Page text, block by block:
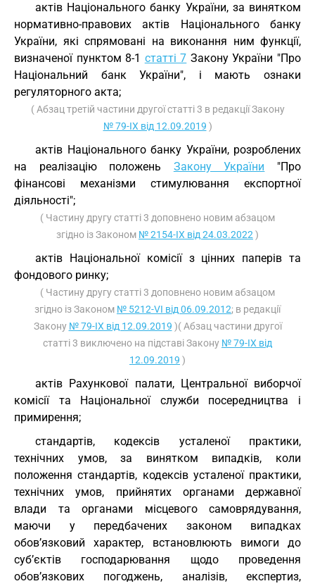
актів Національного банку України, за винятком
нормативно-правових актів Національного банку
України, які спрямовані на виконання ним функції,
визначеної пунктом 8-1 статті 7 Закону України "Про
Національний банк України", і мають ознаки
регуляторного акта;
( Абзац третій частини другої статті 3 в редакції Закону
№ 79-IX від 12.09.2019 )
актів Національного банку України, розроблених
на реалізацію положень Закону України "Про
фінансові механізми стимулювання експортної
діяльності";
( Частину другу статті 3 доповнено новим абзацом
згідно із Законом № 2154-IX від 24.03.2022 )
актів Національної комісії з цінних паперів та
фондового ринку;
( Частину другу статті 3 доповнено новим абзацом
згідно із Законом № 5212-VI від 06.09.2012; в редакції
Закону № 79-IX від 12.09.2019 )( Абзац частини другої
статті 3 виключено на підставі Закону № 79-IX від
12.09.2019 )
актів Рахункової палати, Центральної виборчої
комісії та Національної служби посередництва і
примирення;
стандартів, кодексів усталеної практики,
технічних умов, за винятком випадків, коли
положення стандартів, кодексів усталеної практики,
технічних умов, прийнятих органами державної
влади та органами місцевого самоврядування,
маючи у передбачених законом випадках
обов’язковий характер, встановлюють вимоги до
суб’єктів господарювання щодо проведення
обов’язкових погоджень, аналізів, експертиз,